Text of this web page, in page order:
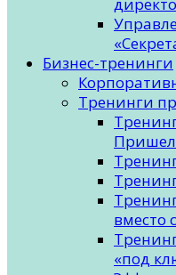
Бизнес-тренинги
Тренинги
вместо
«под